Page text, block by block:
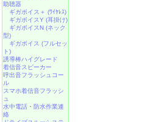
助聴器
ギガボイス＋ (ﾜｲﾔﾚｽ)
ギガボイスY (耳掛け)
ギガボイスN (ネック
型)
ギガボイス (フルセッ
ト)
誘導棒ハイグレード
着信音スピーカー
呼出音フラッシュコー
ル
スマホ着信音フラッシ
ュ
水中電話 ・ 防水作業連
絡